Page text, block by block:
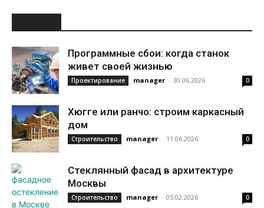
Программные сбои: когда станок
живет своей жизнью
Проектирование manager - 30.06.2026 0
Хюгге или ранчо: строим каркасный
дом
Строительство manager - 11.06.2026 0
Стеклянный фасад в архитектуре
Москвы
Строительство manager - 05.02.2026 0